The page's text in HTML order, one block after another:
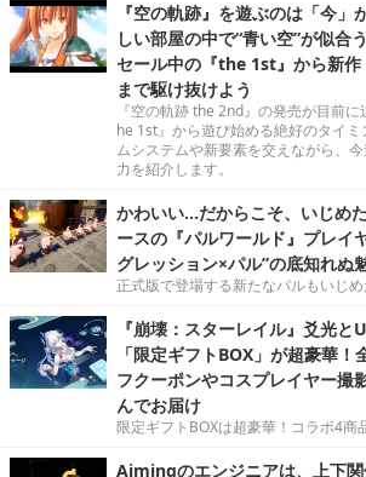
『空の軌跡』を遊ぶのは「今」
しい部屋の中で“青い空”が似
セール中の『the 1st』から新作
まで駆け抜けよう
『空の軌跡 the 2nd』の発売が目前
he 1st』から遊び始める絶好のタイ
ムシステムや新要素を交えながら、
力を紹介します。
かわいい…だからこそ、いじめ
ースの『パルワールド』プレイ
グレッション×パル”の底知れぬ
正式版で登場する新たなパルもいじめ
『崩壊：スターレイル』爻光と
「限定ギフトBOX」が超豪華
フクーポンやコスプレイヤー撮
んでお届け
限定ギフトBOXは超豪華！コラボ4商
Aimingのエンジニアは、上下